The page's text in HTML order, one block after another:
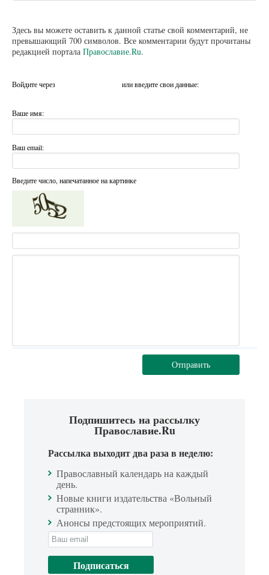
Здесь вы можете оставить к данной статье свой комментарий, не
превышающий 700 символов. Все комментарии будут прочитаны
редакцией портала Православие.Ru.
Войдите через или введите свои данные:
Ваше имя:
Ваш email:
Введите число, напечатанное на картинке
Отправить
Подпишитесь на рассылку
Православие.Ru
Рассылка выходит два раза в неделю:
Православный календарь на каждый
день.
Новые книги издательства «Вольный
странник».
Анонсы предстоящих мероприятий.